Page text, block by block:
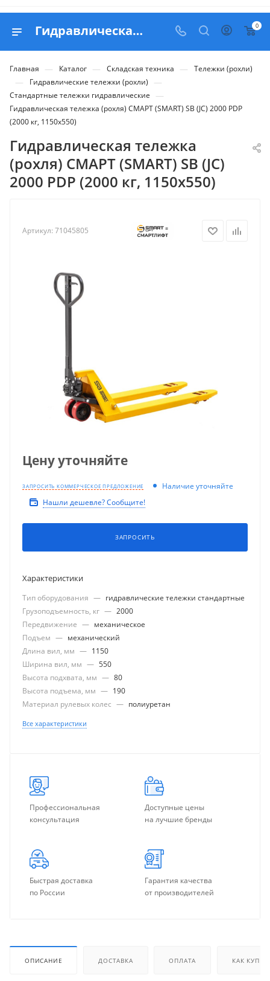
Гидравлическая тележка (роxля) СМАРТ (SMART) SB (JC) 2000 РDP (2000 кг, 1150x550) - купить в Belapex 0
Главная — Каталог — Складская техника — Тележки (рохли)
— Гидравлические тележки (рохли) —
Стандартные тележки гидравлические —
Гидравлическая тележка (роxля) СМАРТ (SMART) SB (JC) 2000 РDP
(2000 кг, 1150x550)
Гидравлическая тележка
(роxля) СМАРТ (SMART) SB (JC)
2000 РDP (2000 кг, 1150x550)
Артикул: 71045805
Цену уточняйте
ЗАПРОСИТЬ КОММЕРЧЕСКОЕ ПРЕДЛОЖЕНИЕ
Наличие уточняйте
Нашли дешевле? Сообщите!
ЗАПРОСИТЬ
Характеристики
Тип оборудования — гидравлические тележки стандартные
Грузоподъемность, кг — 2000
Передвижение — механическое
Подъем — механический
Длина вил, мм — 1150
Ширина вил, мм — 550
Высота подхвата, мм — 80
Высота подъема, мм — 190
Материал рулевых колес — полиуретан
Все характеристики
Профессиональная
консультация
Доступные цены
на лучшие бренды
Быстрая доставка
по России
Гарантия качества
от производителей
ОПИСАНИЕ ДОСТАВКА ОПЛАТА КАК